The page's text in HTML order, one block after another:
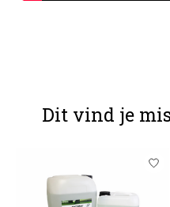
Dit vind je
Items van